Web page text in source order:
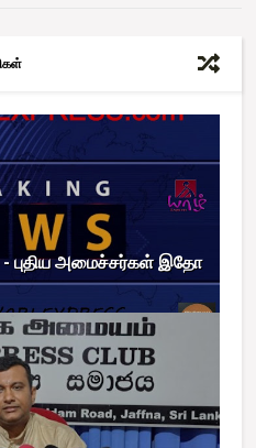
புதிய அமைச்சர்கள் இதோ